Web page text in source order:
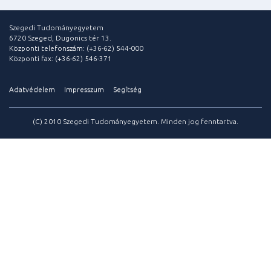
Szegedi Tudományegyetem
6720 Szeged, Dugonics tér 13.
Központi telefonszám: (+36-62) 544-000
Központi fax: (+36-62) 546-371
Adatvédelem Impresszum Segítség
(C) 2010 Szegedi Tudományegyetem. Minden jog fenntartva.